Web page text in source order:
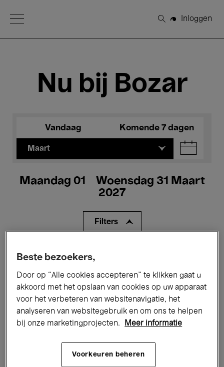
Open Menu
Zoeken
Inloggen
Nu bij Bozar
Vandaag Komende 7 dagen
Maart
Maandag 01 - Woensdag 31 Maart
2027
Filters
Alle evenementen
Tentoonstellingen Films
Performances Lezingen & Debatten
Jazz Klassieke Muziek Global Music
Beste bezoekers,
Door op “Alle cookies accepteren” te klikken gaat u
akkoord met het opslaan van cookies op uw apparaat
voor het verbeteren van websitenavigatie, het
analyseren van websitegebruik en om ons te helpen
bij onze marketingprojecten.
Meer informatie
Voorkeuren beheren